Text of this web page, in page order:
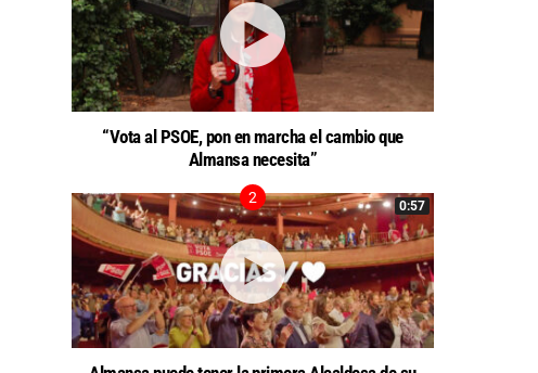
“Vota al PSOE, pon en marcha el cambio que
Almansa necesita”
0:57